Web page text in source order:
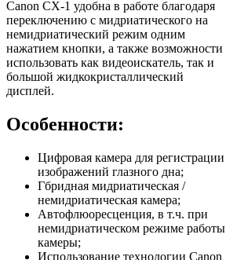
Canon CX-1 удобна в работе благодаря
переключению с мидриатического на
немидриатический режим одним
нажатием кнопки, а также возможности
использовать как видеоискатель, так и
большой жидкокристаллический
дисплей.
Особенности:
Цифровая камера для регистрации
изображений глазного дна;
Гбридная мидриатическая /
немидриатическая камера;
Автофлюоресценция, в т.ч. при
немидриатическом режиме работы
камеры;
Использование технологии Canon